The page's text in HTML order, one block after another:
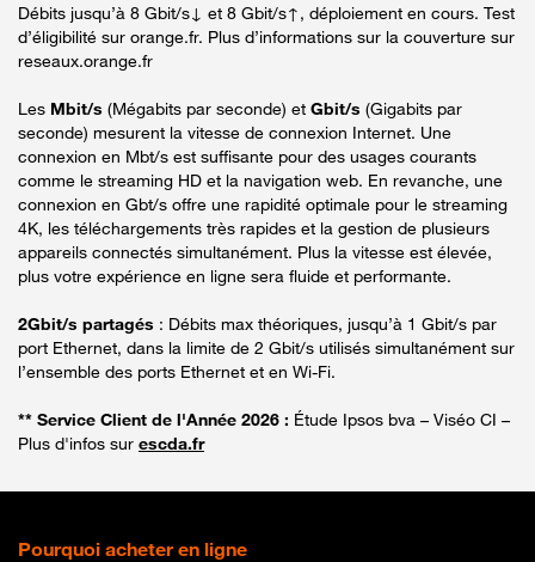
Débits jusqu’à 8 Gbit/s↓ et 8 Gbit/s↑, déploiement en cours. Test
d’éligibilité sur orange.fr. Plus d’informations sur la couverture sur
reseaux.orange.fr
Les Mbit/s (Mégabits par seconde) et Gbit/s (Gigabits par
seconde) mesurent la vitesse de connexion Internet. Une
connexion en Mbt/s est suffisante pour des usages courants
comme le streaming HD et la navigation web. En revanche, une
connexion en Gbt/s offre une rapidité optimale pour le streaming
4K, les téléchargements très rapides et la gestion de plusieurs
appareils connectés simultanément. Plus la vitesse est élevée,
plus votre expérience en ligne sera fluide et performante.
2Gbit/s partagés : Débits max théoriques, jusqu’à 1 Gbit/s par
port Ethernet, dans la limite de 2 Gbit/s utilisés simultanément sur
l’ensemble des ports Ethernet et en Wi-Fi.
** Service Client de l'Année 2026 : Étude Ipsos bva – Viséo CI –
Plus d'infos sur escda.fr
Pourquoi acheter en ligne